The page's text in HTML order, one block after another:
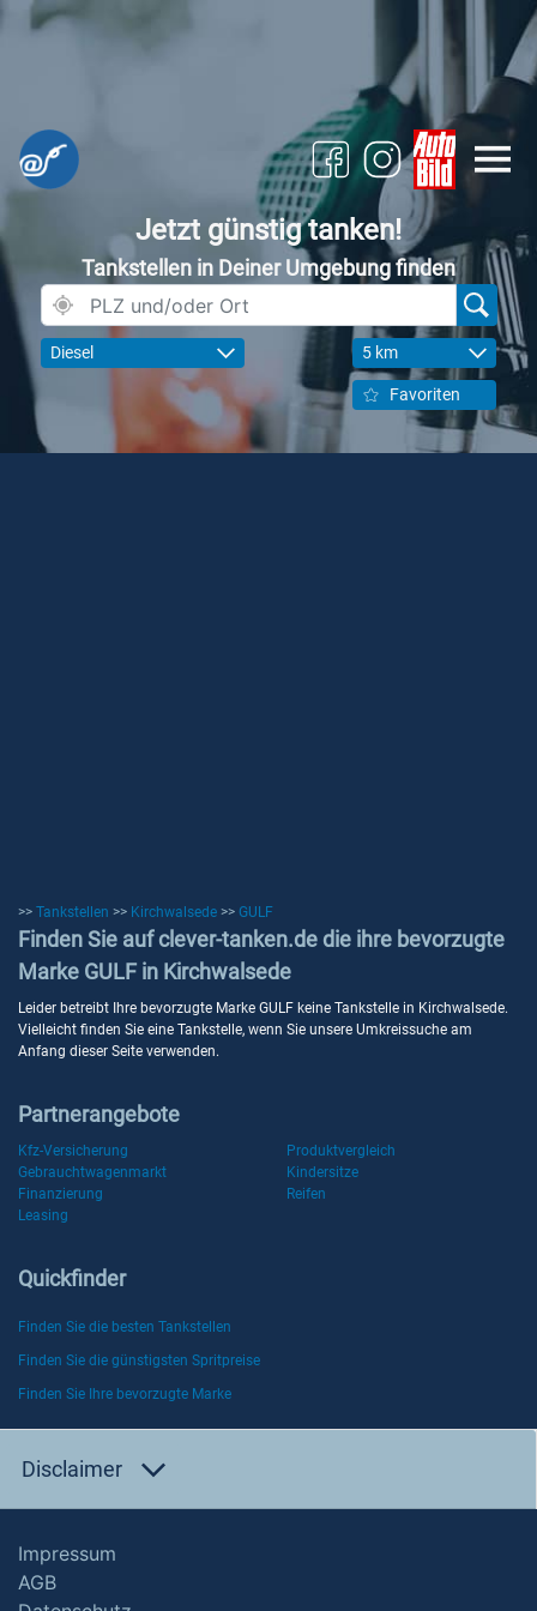
Jetzt günstig tanken!
Tankstellen in Deiner Umgebung finden
Diesel 5 km
Favoriten
>> Tankstellen >> Kirchwalsede >> GULF
Finden Sie auf clever-tanken.de die ihre bevorzugte
Marke GULF in Kirchwalsede
Leider betreibt Ihre bevorzugte Marke GULF keine Tankstelle in Kirchwalsede.
Vielleicht finden Sie eine Tankstelle, wenn Sie unsere Umkreissuche am
Anfang dieser Seite verwenden.
Partnerangebote
Kfz-Versicherung
Produktvergleich
Gebrauchtwagenmarkt
Kindersitze
Finanzierung
Reifen
Leasing
Quickfinder
Finden Sie die besten Tankstellen
Finden Sie die günstigsten Spritpreise
Finden Sie Ihre bevorzugte Marke
Disclaimer
Impressum
AGB